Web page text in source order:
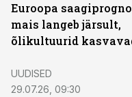
Euroopa
mais langeb järsult,
õlikultuurid
UUDISED
29.07.26, 09:30